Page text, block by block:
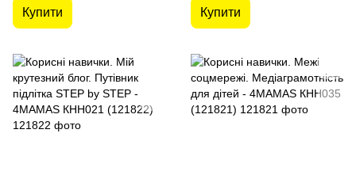
(121824)
Купити Купити